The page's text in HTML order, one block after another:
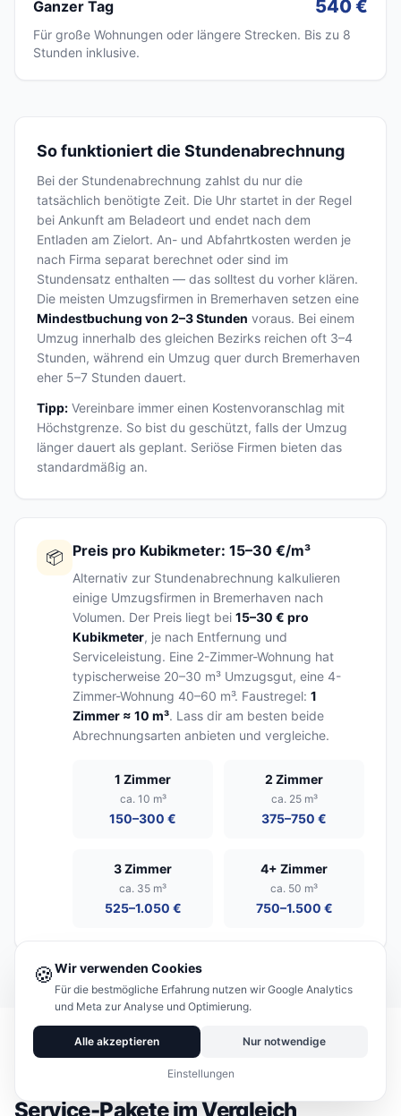
Ganzer Tag 540 €
Für große Wohnungen oder längere Strecken. Bis zu 8
Stunden inklusive.
So funktioniert die Stundenabrechnung
Bei der Stundenabrechnung zahlst du nur die
tatsächlich benötigte Zeit. Die Uhr startet in der Regel
bei Ankunft am Beladeort und endet nach dem
Entladen am Zielort. An- und Abfahrtkosten werden je
nach Firma separat berechnet oder sind im
Stundensatz enthalten — das solltest du vorher klären.
Die meisten Umzugsfirmen in Bremerhaven setzen eine
Mindestbuchung von 2–3 Stunden voraus. Bei einem
Umzug innerhalb des gleichen Bezirks reichen oft 3–4
Stunden, während ein Umzug quer durch Bremerhaven
eher 5–7 Stunden dauert.
Tipp: Vereinbare immer einen Kostenvoranschlag mit
Höchstgrenze. So bist du geschützt, falls der Umzug
länger dauert als geplant. Seriöse Firmen bieten das
standardmäßig an.
📦 Preis pro Kubikmeter: 15–30 €/m³
Alternativ zur Stundenabrechnung kalkulieren
einige Umzugsfirmen in Bremerhaven nach
Volumen. Der Preis liegt bei 15–30 € pro
Kubikmeter, je nach Entfernung und
Serviceleistung. Eine 2-Zimmer-Wohnung hat
typischerweise 20–30 m³ Umzugsgut, eine 4-
Zimmer-Wohnung 40–60 m³. Faustregel: 1
Zimmer ≈ 10 m³. Lass dir am besten beide
Abrechnungsarten anbieten und vergleiche.
1 Zimmer
ca. 10 m³
150–300 €
2 Zimmer
ca. 25 m³
375–750 €
3 Zimmer
ca. 35 m³
525–1.050 €
4+ Zimmer
ca. 50 m³
750–1.500 €
Service-Pakete im Vergleich
🍪Wir verwenden Cookies
Für die bestmögliche Erfahrung nutzen wir Google Analytics
und Meta zur Analyse und Optimierung.
Alle akzeptieren Nur notwendige
Einstellungen